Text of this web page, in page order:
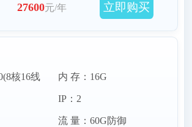
27600元/年 立即购买
核16线
内 存：16G
IP：2
流 量：60G防御